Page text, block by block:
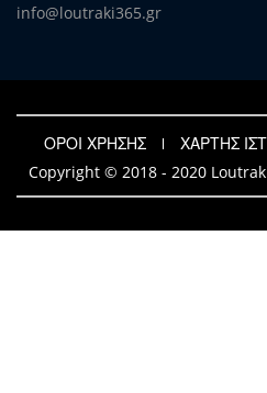
info@loutraki365.gr
ΟΡΟΙ ΧΡΗΣΗΣ
ΧΑΡΤΗΣ
Copyright © 2018 - 2020